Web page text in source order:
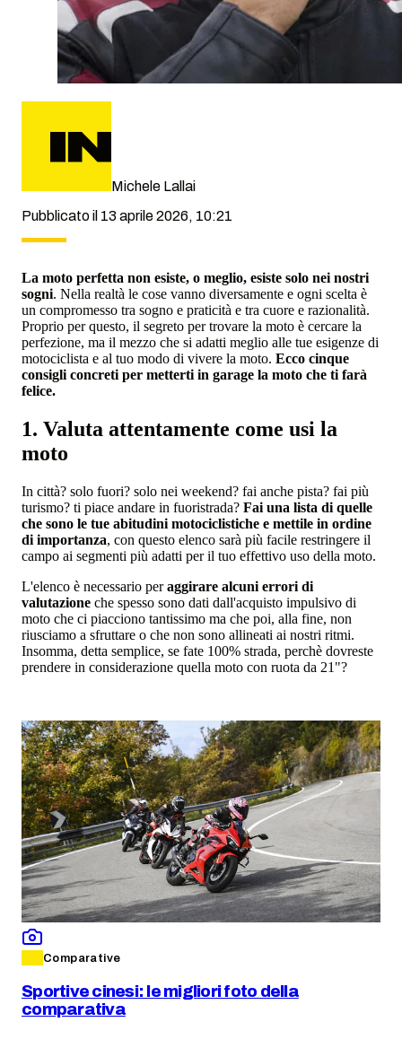
Michele Lallai
Pubblicato il 13 aprile 2026, 10:21
La moto perfetta non esiste, o meglio, esiste solo nei nostri
sogni. Nella realtà le cose vanno diversamente e ogni scelta è
un compromesso tra sogno e praticità e tra cuore e razionalità.
Proprio per questo, il segreto per trovare la moto è cercare la
perfezione, ma il mezzo che si adatti meglio alle tue esigenze di
motociclista e al tuo modo di vivere la moto. Ecco cinque
consigli concreti per metterti in garage la moto che ti farà
felice.
1. Valuta attentamente come usi la
moto
In città? solo fuori? solo nei weekend? fai anche pista? fai più
turismo? ti piace andare in fuoristrada? Fai una lista di quelle
che sono le tue abitudini motociclistiche e mettile in ordine
di importanza, con questo elenco sarà più facile restringere il
campo ai segmenti più adatti per il tuo effettivo uso della moto.
L'elenco è necessario peraggirare alcuni errori di
valutazione che spesso sono dati dall'acquisto impulsivo di
moto che ci piacciono tantissimo ma che poi, alla fine, non
riusciamo a sfruttare o che non sono allineati ai nostri ritmi.
Insomma, detta semplice, se fate 100% strada, perchè dovreste
prendere in considerazione quella moto con ruota da 21"?
Comparative
Sportive cinesi: le migliori foto della
comparativa